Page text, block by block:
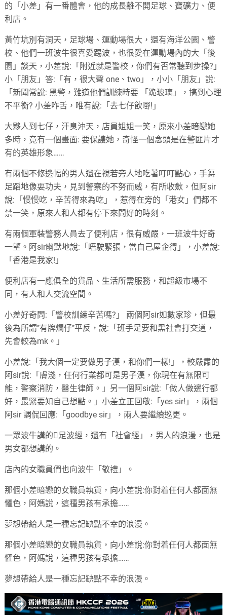
的「小差」有一番體會，他的成長離不開足球、寶礦力、便
利店。
黃竹坑別有洞天，足球場、運動場很大，還有海洋公園、警
校、他們一班波牛很喜愛踢波，也很愛在運動場內的大「後
園」談天，小差說:「附近就是警校，你們有否常聽到步操?」
小「朋友」答:「有，很大聲 one、two」，小小「朋友」說:
「新聞常說: 黑警，難道他們訓練時要 「跪玻璃」，搞到心理
不平衡? 小差咋舌，唯有說:「去七仔飲嘢!」
大夥人到七仔，汗臭沖天，店員姐姐一笑，原來小差暗戀她
多時，竟有一個畫面: 要保謢她，奇怪一個念頭是在警匪片才
有的英雄形象……
有兩個不修邊幅的男人還在視若旁人地吃著叮叮點心，手舞
足蹈地像耍功夫，見到警察的不努而威，有所收歛，但阿sir
說:「慢慢吃，辛苦得來為吃」，惹得在旁的「港女」們都不
禁一笑，原來人和人都有停下來問好的時刻。
有兩個軍裝警務人員去了便利店，很有威嚴，一班波牛好奇
一望。阿sir幽默地說:「唔駛緊張，當自己屋企得」，小差說:
「香港是我家!」
便利店有一應俱全的貨品、生活所需服務，和超級市場不
同，有人和人交流空間。
小差好奇問:「警校訓練辛苦嗎?」 兩個阿sir如數家珍，但最
後為所謂’’有牌爛仔’’平反，說:「班手足要和黑社會打交道，
先會較為mk。」
小差說:「我大個一定要做男子漢，和你們一樣!」，較嚴肅的
阿sir說:「膚淺，任何行業都可是男子漢，你現在有無限可
能，警察消防，醫生律師。」另一個阿sir說:「做人做邊行都
好，最緊要知自己想點。」小差立正回敬:「yes sir!」，兩個
阿sir 調侃回應:「goodbye sir」，兩人要繼續巡更。
一眾波牛講的足波經，還有「社會經」，男人的浪漫，也是
男女都想講的。
店內的女職員們也向波牛「敬禮」。
那個小差暗戀的女職員執貨，向小差說:你對着任何人都面無
懼色，阿媽說，這種男孩有承擔……
夢想帶給人是一種忘記缺點不幸的浪漫。
那個小差暗戀的女職員執貨，向小差說:你對着任何人都面無
懼色，阿媽說，這種男孩有承擔……
夢想帶給人是一種忘記缺點不幸的浪漫。